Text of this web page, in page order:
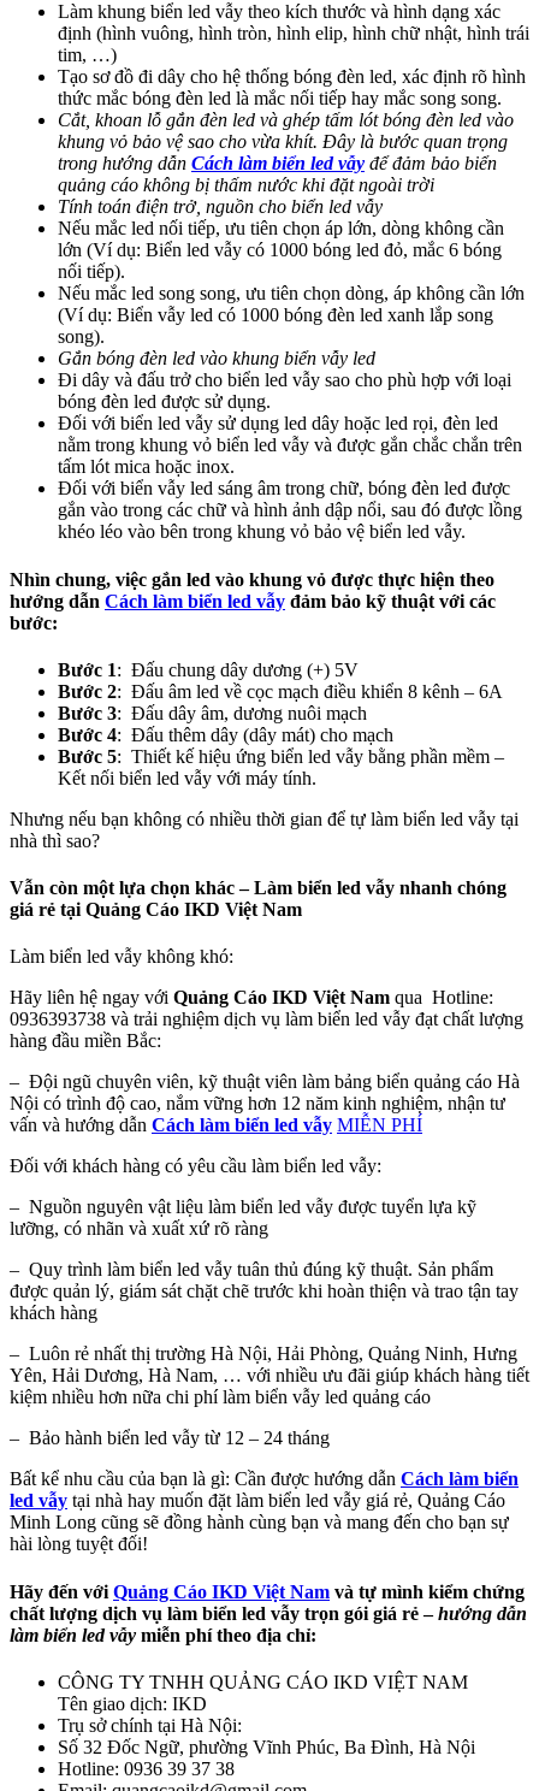
Làm khung biển led vẫy theo kích thước và hình dạng xác
định (hình vuông, hình tròn, hình elip, hình chữ nhật, hình trái
tim, …)
Tạo sơ đồ đi dây cho hệ thống bóng đèn led, xác định rõ hình
thức mắc bóng đèn led là mắc nối tiếp hay mắc song song.
Cắt, khoan lỗ gắn đèn led và ghép tấm lót bóng đèn led vào
khung vỏ bảo vệ sao cho vừa khít. Đây là bước quan trọng
trong hướng dẫn Cách làm biển led vẫy để đảm bảo biển
quảng cáo không bị thấm nước khi đặt ngoài trời
Tính toán điện trở, nguồn cho biển led vẫy
Nếu mắc led nối tiếp, ưu tiên chọn áp lớn, dòng không cần
lớn (Ví dụ: Biển led vẫy có 1000 bóng led đỏ, mắc 6 bóng
nối tiếp).
Nếu mắc led song song, ưu tiên chọn dòng, áp không cần lớn
(Ví dụ: Biển vẫy led có 1000 bóng đèn led xanh lắp song
song).
Gắn bóng đèn led vào khung biển vẫy led
Đi dây và đấu trở cho biển led vẫy sao cho phù hợp với loại
bóng đèn led được sử dụng.
Đối với biển led vẫy sử dụng led dây hoặc led rọi, đèn led
nằm trong khung vỏ biển led vẫy và được gắn chắc chắn trên
tấm lót mica hoặc inox.
Đối với biển vẫy led sáng âm trong chữ, bóng đèn led được
gắn vào trong các chữ và hình ảnh dập nổi, sau đó được lồng
khéo léo vào bên trong khung vỏ bảo vệ biển led vẫy.
Nhìn chung, việc gắn led vào khung vỏ được thực hiện theo
hướng dẫn Cách làm biển led vẫy đảm bảo kỹ thuật với các
bước:
Bước 1: Đấu chung dây dương (+) 5V
Bước 2: Đấu âm led về cọc mạch điều khiển 8 kênh – 6A
Bước 3: Đấu dây âm, dương nuôi mạch
Bước 4: Đấu thêm dây (dây mát) cho mạch
Bước 5: Thiết kế hiệu ứng biển led vẫy bằng phần mềm –
Kết nối biển led vẫy với máy tính.
Nhưng nếu bạn không có nhiều thời gian để tự làm biển led vẫy tại
nhà thì sao?
Vẫn còn một lựa chọn khác – Làm biển led vẫy nhanh chóng
giá rẻ tại Quảng Cáo IKD Việt Nam
Làm biển led vẫy không khó:
Hãy liên hệ ngay với Quảng Cáo IKD Việt Nam qua Hotline:
0936393738 và trải nghiệm dịch vụ làm biển led vẫy đạt chất lượng
hàng đầu miền Bắc:
– Đội ngũ chuyên viên, kỹ thuật viên làm bảng biển quảng cáo Hà
Nội có trình độ cao, nắm vững hơn 12 năm kinh nghiệm, nhận tư
vấn và hướng dẫn Cách làm biển led vẫy MIỄN PHÍ
Đối với khách hàng có yêu cầu làm biển led vẫy:
– Nguồn nguyên vật liệu làm biển led vẫy được tuyển lựa kỹ
lưỡng, có nhãn và xuất xứ rõ ràng
– Quy trình làm biển led vẫy tuân thủ đúng kỹ thuật. Sản phẩm
được quản lý, giám sát chặt chẽ trước khi hoàn thiện và trao tận tay
khách hàng
– Luôn rẻ nhất thị trường Hà Nội, Hải Phòng, Quảng Ninh, Hưng
Yên, Hải Dương, Hà Nam, … với nhiều ưu đãi giúp khách hàng tiết
kiệm nhiều hơn nữa chi phí làm biển vẫy led quảng cáo
– Bảo hành biển led vẫy từ 12 – 24 tháng
Bất kể nhu cầu của bạn là gì: Cần được hướng dẫn Cách làm biển
led vẫy tại nhà hay muốn đặt làm biển led vẫy giá rẻ, Quảng Cáo
Minh Long cũng sẽ đồng hành cùng bạn và mang đến cho bạn sự
hài lòng tuyệt đối!
Hãy đến với Quảng Cáo IKD Việt Nam và tự mình kiểm chứng
chất lượng dịch vụ làm biển led vẫy trọn gói giá rẻ –hướng dẫn
làm biển led vẫy miễn phí theo địa chỉ:
CÔNG TY TNHH QUẢNG CÁO IKD VIỆT NAM
Tên giao dịch: IKD
Trụ sở chính tại Hà Nội:
Số 32 Đốc Ngữ, phường Vĩnh Phúc, Ba Đình, Hà Nội
Hotline: 0936 39 37 38